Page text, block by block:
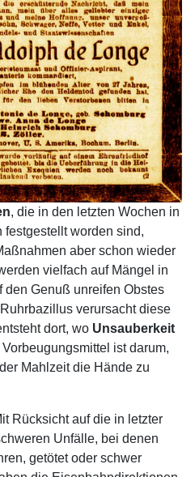
, die in den letzten Wochen in
worden sind,
aber schon wieder
vielfach auf Mängel in
den Genuß unreifen Obstes
verursacht diese
dort, wo Unsauberkeit
ist darum,
Mahlzeit die Hände zu
Rücksicht auf die in letzter
Unfälle, bei denen
getötet oder schwer